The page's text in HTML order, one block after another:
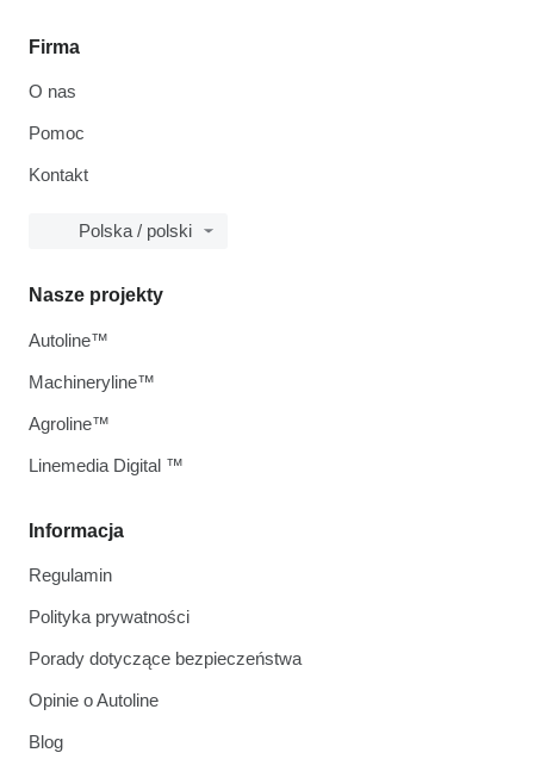
Firma
O nas
Pomoc
Kontakt
Polska / polski
Informacja
Regulamin
Polityka prywatności
Porady dotyczące bezpieczeństwa
Opinie o Autoline
Blog
Nasze projekty
Autoline™
Machineryline™
Agroline™
Linemedia Digital ™